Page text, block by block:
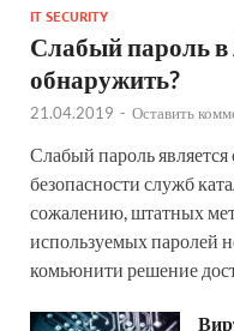
IT SECURITY
Слабый пароль
обнаружить?
21.04.2019 - Оставить
Слабый пароль
безопасности служб
сожалению, штатных
используемых паролей
комьюнити решение